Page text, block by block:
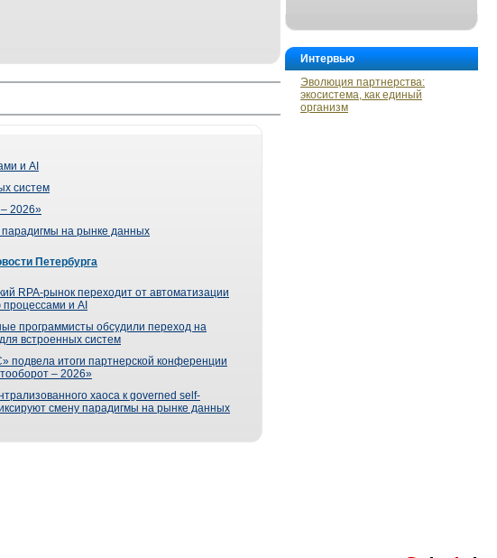
Интервью
Эволюция партнерства:
экосистема, как единый
организм
и AI
систем
2026»
парадигмы на рынке данных
Петербурга
RPA-рынок переходит от автоматизации
и AI
программисты обсудили переход на
встроенных систем
подвела итоги партнерской конференции
– 2026»
хаоса к governed self-
смену парадигмы на рынке данных